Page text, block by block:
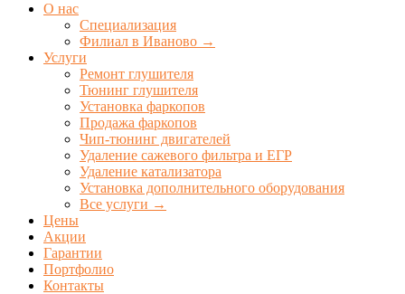
О нас
Специализация
Филиал в Иваново →
Услуги
Ремонт глушителя
Тюнинг глушителя
Установка фаркопов
Продажа фаркопов
Чип-тюнинг двигателей
Удаление сажевого фильтра и ЕГР
Удаление катализатора
Установка дополнительного оборудования
Все услуги →
Цены
Акции
Гарантии
Портфолио
Контакты